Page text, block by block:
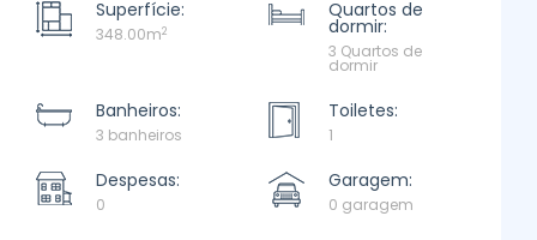
Superfície:
348.00m2
Quartos de
dormir:
3 Quartos de
dormir
Banheiros:
3 banheiros
Toiletes:
1
Despesas:
0
Garagem:
0 garagem